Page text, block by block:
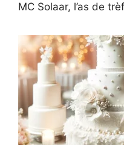
MC Solaar, l’as de